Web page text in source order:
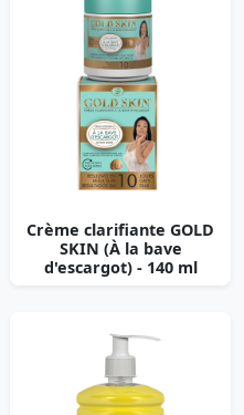
Crème clarifiante GOLD
SKIN (À la bave
d'escargot) - 140 ml